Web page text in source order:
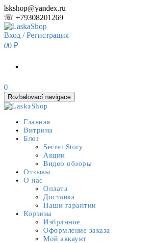
Skip
to
the
content
lskshop@yandex.ru
☏ +79308201269
Вход / Регистрация
00 ₽
0
Rozbalovací navigace
Главная
Витрина
Блог
Secret Story
Акции
Видео обзоры
Отзывы
О нас
Оплата
Доставка
Наши гарантии
Корзина
Избранное
Оформление заказа
Мой аккаунт